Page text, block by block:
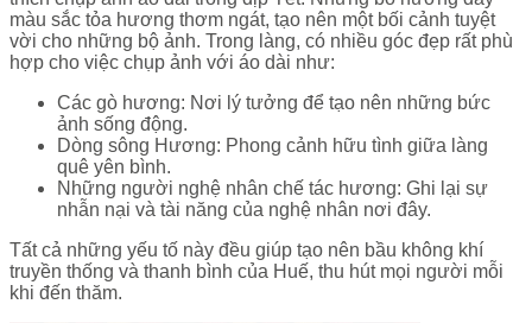
màu sắc tỏa hương thơm ngát, tạo nên một bối cảnh tuyệt
vời cho những bộ ảnh. Trong làng, có nhiều góc đẹp rất phù
hợp cho việc chụp ảnh với áo dài như:
Các gò hương: Nơi lý tưởng để tạo nên những bức
ảnh sống động.
Dòng sông Hương: Phong cảnh hữu tình giữa làng
quê yên bình.
Những người nghệ nhân chế tác hương: Ghi lại sự
nhẫn nại và tài năng của nghệ nhân nơi đây.
Tất cả những yếu tố này đều giúp tạo nên bầu không khí
truyền thống và thanh bình của Huế, thu hút mọi người mỗi
khi đến thăm.